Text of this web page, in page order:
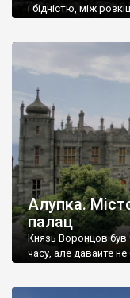
і бідністю, між
Алупка.
палац
Князь Воронцов
часу, але давайте